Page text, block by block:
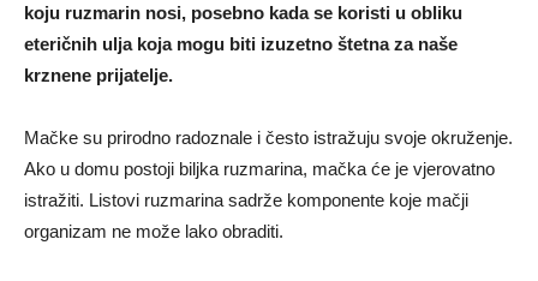
koju ruzmarin nosi, posebno kada se koristi u obliku
eteričnih ulja koja mogu biti izuzetno štetna za naše
krznene prijatelje.
Mačke su prirodno radoznale i često istražuju svoje okruženje.
Ako u domu postoji biljka ruzmarina, mačka će je vjerovatno
istražiti. Listovi ruzmarina sadrže komponente koje mačji
organizam ne može lako obraditi.